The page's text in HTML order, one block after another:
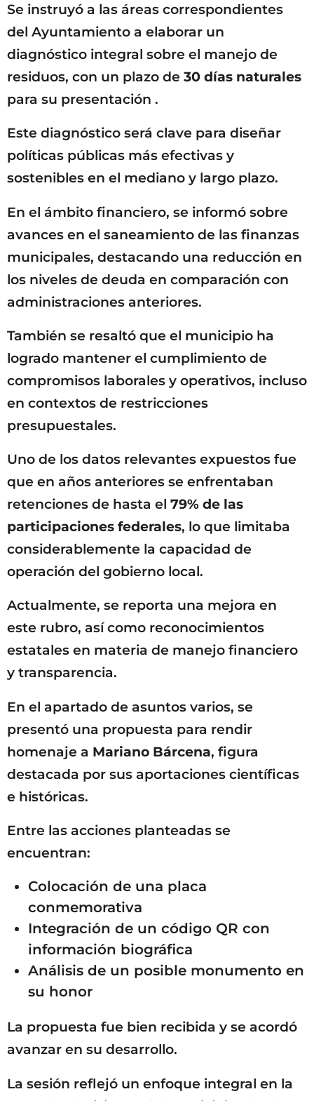
Se instruyó a las áreas correspondientes
del Ayuntamiento a elaborar un
diagnóstico integral sobre el manejo de
residuos, con un plazo de 30 días naturales
para su presentación .
Este diagnóstico será clave para diseñar
políticas públicas más efectivas y
sostenibles en el mediano y largo plazo.
En el ámbito financiero, se informó sobre
avances en el saneamiento de las finanzas
municipales, destacando una reducción en
los niveles de deuda en comparación con
administraciones anteriores.
También se resaltó que el municipio ha
logrado mantener el cumplimiento de
compromisos laborales y operativos, incluso
en contextos de restricciones
presupuestales.
Uno de los datos relevantes expuestos fue
que en años anteriores se enfrentaban
retenciones de hasta el 79% de las
participaciones federales, lo que limitaba
considerablemente la capacidad de
operación del gobierno local.
Actualmente, se reporta una mejora en
este rubro, así como reconocimientos
estatales en materia de manejo financiero
y transparencia.
En el apartado de asuntos varios, se
presentó una propuesta para rendir
homenaje a Mariano Bárcena, figura
destacada por sus aportaciones científicas
e históricas.
Entre las acciones planteadas se
encuentran:
Colocación de una placa
conmemorativa
Integración de un código QR con
información biográfica
Análisis de un posible monumento en
su honor
La propuesta fue bien recibida y se acordó
avanzar en su desarrollo.
La sesión reflejó un enfoque integral en la